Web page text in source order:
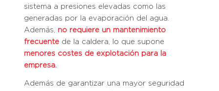
sistema a presiones elevadas como las
generadas por la evaporación del agua.
Además, no requiere un mantenimiento
frecuentede la caldera, lo que supone
menores costes de explotación para la
empresa.
Además de garantizar una mayor seguridad